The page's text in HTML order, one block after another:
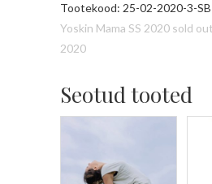
Tootekood: 25-02-2020-3-SB
Yoskin Mama SS 2020 sold out
2020
Seotud tooted